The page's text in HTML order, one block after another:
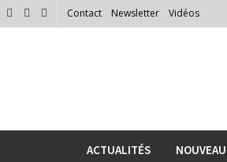
Contact Newsletter Vidéos
ACTUALITÉS